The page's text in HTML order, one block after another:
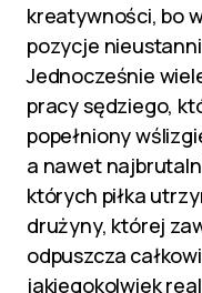
kreatywności, bo
pozycje
Jednocześnie
pracy sędziego,
popełniony
a nawet
których piłka
drużyny, której
odpuszcza
jakiegokolwiek